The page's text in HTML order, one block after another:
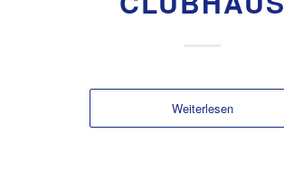
Weiterlesen